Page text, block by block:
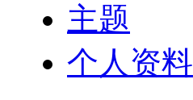
主题
个人资料